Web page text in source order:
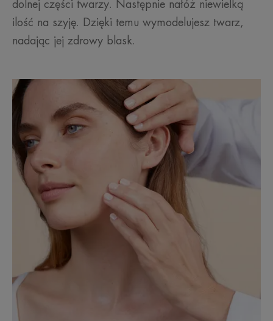
dolnej części twarzy. Następnie nałóż niewielką
ilość na szyję. Dzięki temu wymodelujesz twarz,
nadając jej zdrowy blask.